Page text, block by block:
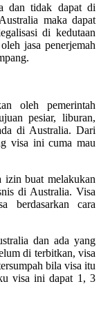
dan tidak dapat di
maka dapat
di kedutaan
jasa penerjemah
oleh pemerintah
pesiar, liburan,
di Australia. Dari
visa ini cuma mau
izin buat melakukan
di Australia. Visa
berdasarkan cara
dan ada yang
di terbitkan, visa
bila visa itu
visa ini dapat 1, 3